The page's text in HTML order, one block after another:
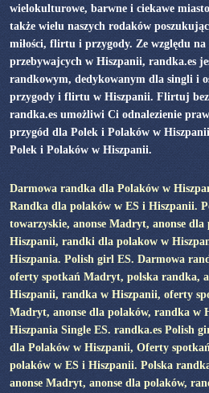
wielokulturowe, barwne i ciekawe
także wielu naszych rodaków
miłości, flirtu i przygody. Ze względu
przebywajcych w Hiszpanii, randka.es
randkowym, dedykowanym dla singli i
przygody i flirtu w Hiszpanii. Flirtuj
randka.es umożliwi Ci odnalezienie
przygód dla Polek i Polaków w
Polek i Polaków w Hiszpanii.
Darmowa randka dla Polaków w
Randka dla polaków w ES i Hiszpanii.
towarzyskie, anonse Madryt, anonse
Hiszpanii, randki dla polakow w
Hiszpania. Polish girl ES. Darmowa
oferty spotkań Madryt, polska randka,
Hiszpanii, randka w Hiszpanii, oferty
Madryt, anonse dla polaków, randka w
Hiszpania Single ES. randka.es Polish
dla Polaków w Hiszpanii, Oferty
polaków w ES i Hiszpanii. Polska
anonse Madryt, anonse dla polaków,